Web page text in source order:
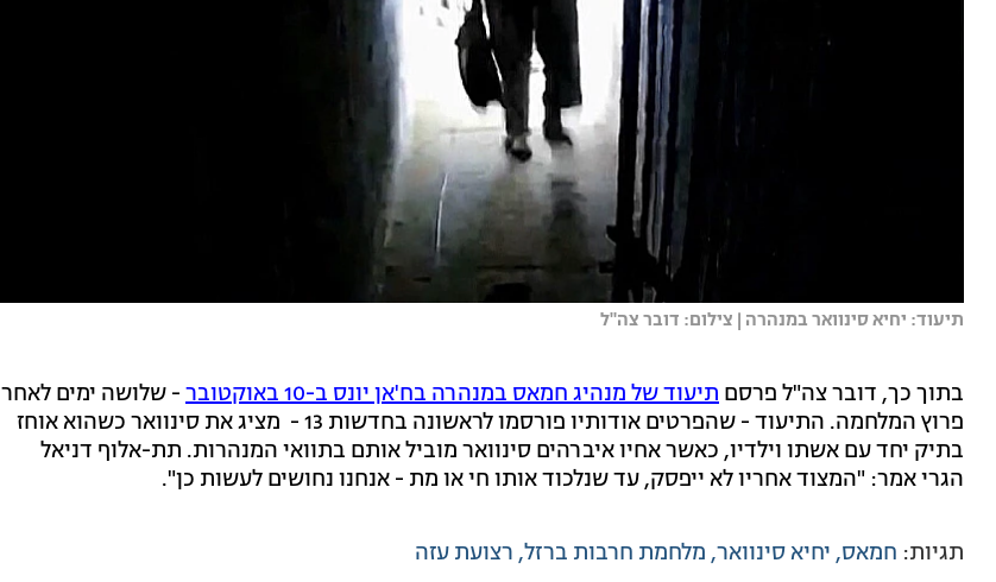
תיעוד: יחיא סינוואר במנהרה | צילום: דובר צה"ל
בתוך כך, דובר צה"ל פרסם תיעוד של מנהיג חמאס במנהרה בח'אן יונס ב-10 באוקטובר
- שלושה ימים לאחר
פרוץ המלחמה. התיעוד - שהפרטים אודותיו פורסמו לראשונה בחדשות 13 - מציג את סינוואר כשהוא אוחז
בתיק יחד עם אשתו וילדיו, כאשר אחיו איברהים סינוואר מוביל אותם בתוואי המנהרות. תת-אלוף דניאל
הגרי אמר: "המצוד אחריו לא ייפסק, עד שנלכוד אותו חי או מת - אנחנו נחושים לעשות כן".
תגיות: חמאס יחיא סינוואר מלחמת חרבות ברזל רצועת עזה